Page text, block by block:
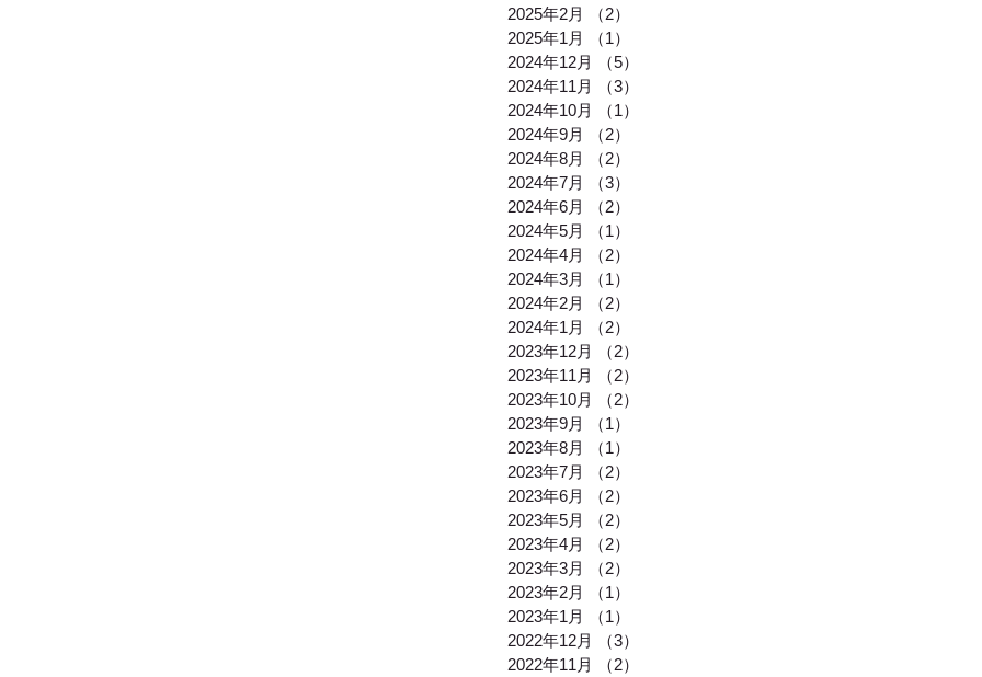
2025年2月
（2）
2025年1月
（1）
2024年12月
（5）
2024年11月
（3）
2024年10月
（1）
2024年9月
（2）
2024年8月
（2）
2024年7月
（3）
2024年6月
（2）
2024年5月
（1）
2024年4月
（2）
2024年3月
（1）
2024年2月
（2）
2024年1月
（2）
2023年12月
（2）
2023年11月
（2）
2023年10月
（2）
2023年9月
（1）
2023年8月
（1）
2023年7月
（2）
2023年6月
（2）
2023年5月
（2）
2023年4月
（2）
2023年3月
（2）
2023年2月
（1）
2023年1月
（1）
2022年12月
（3）
2022年11月
（2）